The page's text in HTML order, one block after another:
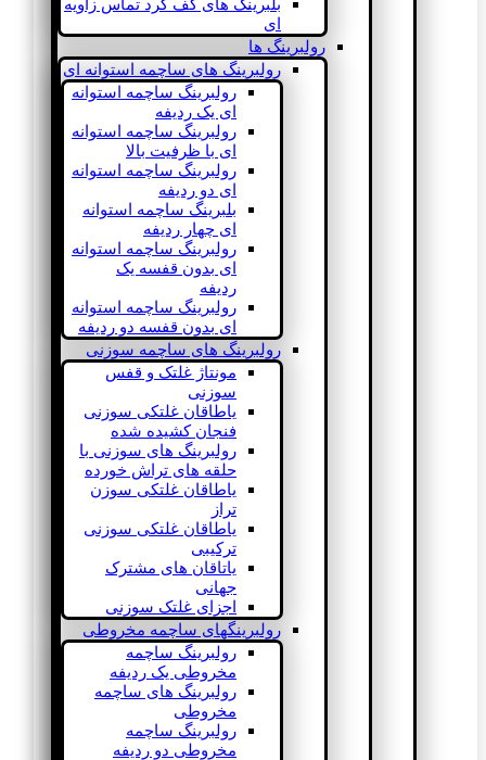
بلبرینگ های کف گرد تماس زاویه
ای
رولبرینگ ها
رولبرینگ های ساچمه استوانه ای
رولبرینگ ساچمه استوانه
ای یک ردیفه
رولبرینگ ساچمه استوانه
ای با ظرفیت بالا
رولبرینگ ساچمه استوانه
ای دو ردیفه
بلبرینگ ساچمه استوانه
ای چهار ردیفه
رولبرینگ ساچمه استوانه
ای بدون قفسه یک
ردیفه
رولبرینگ ساچمه استوانه
ای بدون قفسه دو ردیفه
رولبرینگ های ساچمه سوزنی
مونتاژ غلتک و قفس
سوزنی
یاطاقان غلتکی سوزنی
فنجان کشیده شده
رولبرینگ های سوزنی با
حلقه های تراش خورده
یاطاقان غلتکی سوزن
تراز
یاطاقان غلتکی سوزنی
ترکیبی
یاتاقان های مشترک
جهانی
اجزای غلتک سوزنی
رولبرینگهای ساچمه مخروطی
رولبرینگ ساچمه
مخروطی یک ردیفه
رولبرینگ های ساچمه
مخروطی
رولبرینگ ساچمه
مخروطی دو ردیفه